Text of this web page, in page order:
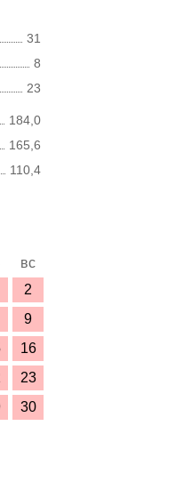
31
8
23
184,0
165,6
110,4
вс
2
9
16
23
30